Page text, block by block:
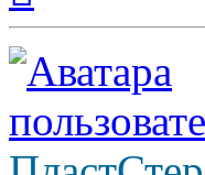
началу